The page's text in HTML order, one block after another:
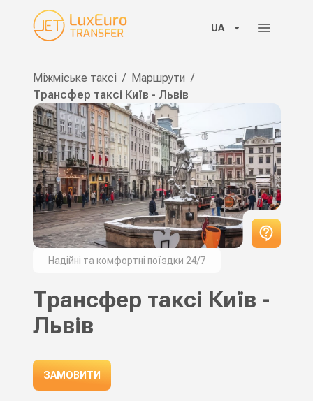
UA
Міжміське таксі / Маршрути /
Трансфер таксі Київ - Львів
Надійні та комфортні поїздки 24/7
Трансфер таксі Київ -
Львів
ЗАМОВИТИ